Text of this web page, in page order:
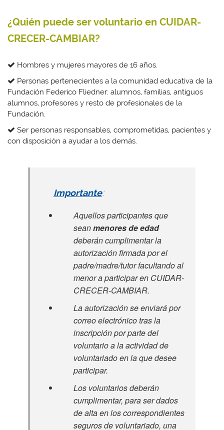
¿Quién puede ser voluntario en CUIDAR-
CRECER-CAMBIAR?
Hombres y mujeres mayores de 16 años.
Personas pertenecientes a la comunidad educativa de la
Fundación Federico Fliedner: alumnos, familias, antiguos
alumnos, profesores y resto de profesionales de la
Fundación.
Ser personas responsables, comprometidas, pacientes y
con disposición a ayudar a los demás.
Importante:
Aquellos participantes que
seanmenores de edad
deberán cumplimentar la
autorización firmada por el
padre/madre/tutor facultando al
menor a participar en CUIDAR-
CRECER-CAMBIAR.
La autorización se enviará por
correo electrónico tras la
inscripción por parte del
voluntario a la actividad de
voluntariado en la que desee
participar.
Los voluntarios deberán
cumplimentar, para ser dados
de alta en los correspondientes
seguros de voluntariado, una